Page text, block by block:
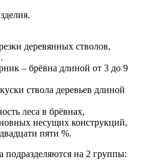
деревянных стволов,
– брёвна длиной от 3 до 9
ствола деревьев длиной
леса в брёвнах,
несущих конструкций,
пяти %.
подразделяются на 2 группы: